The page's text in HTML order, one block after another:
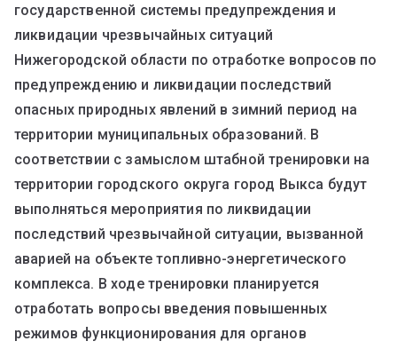
государственной системы предупреждения и
ликвидации чрезвычайных ситуаций
Нижегородской области по отработке вопросов по
предупреждению и ликвидации последствий
опасных природных явлений в зимний период на
территории муниципальных образований. В
соответствии с замыслом штабной тренировки на
территории городского округа город Выкса будут
выполняться мероприятия по ликвидации
последствий чрезвычайной ситуации, вызванной
аварией на объекте топливно-энергетического
комплекса. В ходе тренировки планируется
отработать вопросы введения повышенных
режимов функционирования для органов